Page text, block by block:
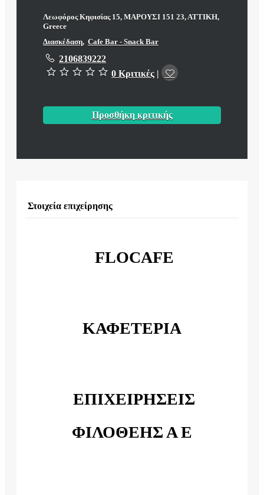
Λεωφόρος Κηφισίας 15, ΜΑΡΟΥΣΙ 151 23, ΑΤΤΙΚΗ,
Greece
Διασκέδαση, Cafe Bar - Snack Bar
2106839222
0 Κριτικές |
Προσθήκη κριτικής
Στοιχεία επιχείρησης
FLOCAFE
ΚΑΦΕΤΕΡΙΑ
ΕΠΙΧΕΙΡΗΣΕΙΣ
ΦΙΛΟΘΕΗΣ Α Ε